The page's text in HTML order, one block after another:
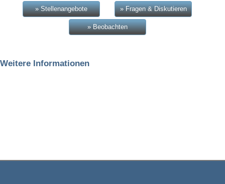
» Stellenangebote » Fragen & Diskutieren
» Beobachten
Weitere Informationen